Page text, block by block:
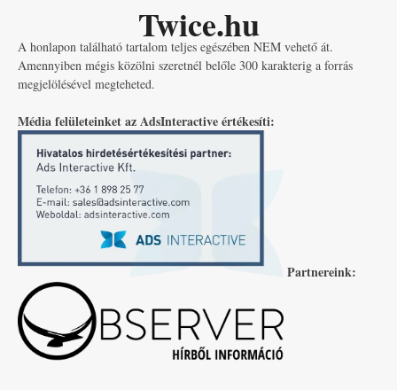
Twice.hu
A honlapon található tartalom teljes egészében NEM vehető át.
Amennyiben mégis közölni szeretnél belőle 300 karakterig a forrás
megjelölésével megteheted.
Média felületeinket az AdsInteractive értékesíti:
Partnereink: